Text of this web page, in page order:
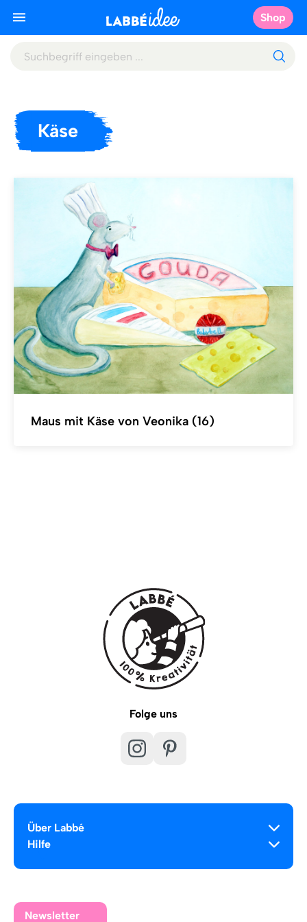
Shop
Käse
Maus mit Käse von Veonika (16)
Folge uns
Über Labbé
Hilfe
Newsletter